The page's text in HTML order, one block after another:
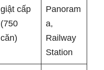
giật cấp
(750
căn)
Panoram
a,
Railway
Station